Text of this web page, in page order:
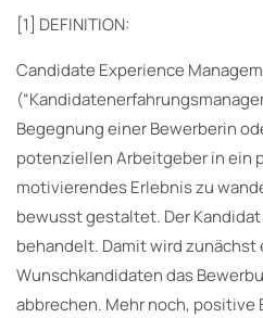
[1] DEFINITION:
Candidate Experience
Begegnung einer Bewerberin
potenziellen Arbeitgeber in ein
motivierendes Erlebnis zu
bewusst gestaltet. Der
behandelt. Damit wird zunächst
Wunschkandidaten das
abbrechen. Mehr noch, positive